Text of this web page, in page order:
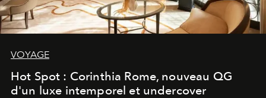
VOYAGE
Hot Spot : Corinthia Rome, nouveau QG
d'un luxe intemporel et undercover